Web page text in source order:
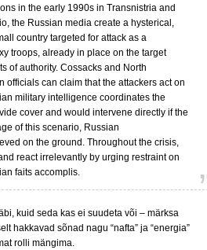
in the early 1990s in Transnistria and
the Russian media create a hysterical,
country targeted for attack as a
troops, already in place on the target
of authority. Cossacks and North
officials can claim that the attackers act on
military intelligence coordinates the
cover and would intervene directly if the
of this scenario, Russian
on the ground. Throughout the crisis,
react irrelevantly by urging restraint on
faits accomplis.
kuid seda kas ei suudeta või – märksa
hakkavad sõnad nagu “nafta” ja “energia”
rolli mängima.